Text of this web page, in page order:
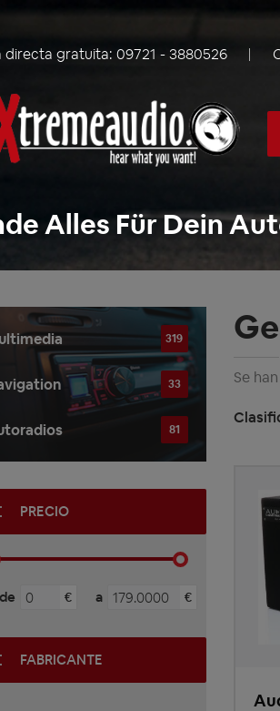
directa gratuita: 09721 - 3880526
Alles Für Dein
319
33
81
PRECIO
€ a €
FABRICANTE
Se